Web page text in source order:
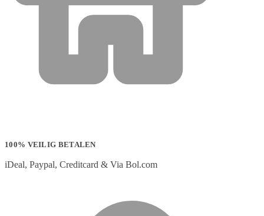
100% VEILIG BETALEN
iDeal, Paypal, Creditcard & Via Bol.com